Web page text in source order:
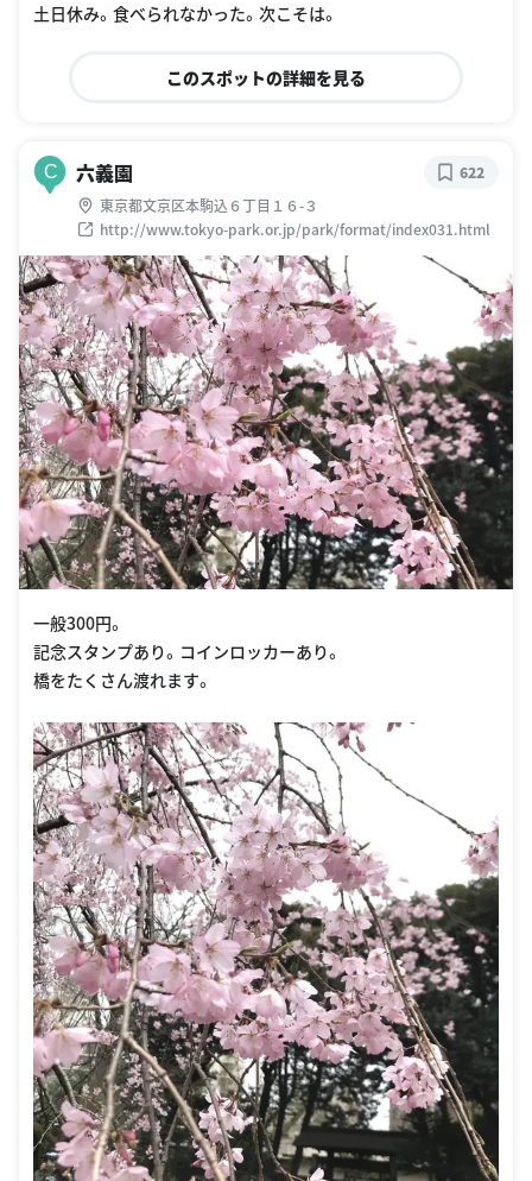
土日休み。食べられなかった。次こそは。
このスポットの詳細を見る
C 六義園
東京都文京区本駒込６丁目１６-３
http://www.tokyo-park.or.jp/park/format/index031.html
622
一般300円。
記念スタンプあり。コインロッカーあり。
橋をたくさん渡れます。